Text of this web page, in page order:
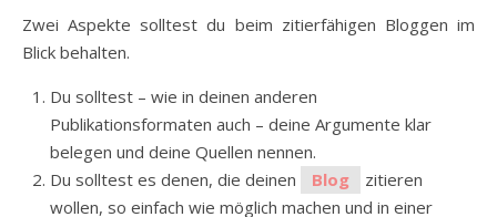
Zwei Aspekte solltest du beim zitierfähigen Bloggen im
Blick behalten.
Du solltest – wie in deinen anderen
Publikationsformaten auch – deine Argumente klar
belegen und deine Quellen nennen.
Du solltest es denen, die deinen
Blog
zitieren
wollen, so einfach wie möglich machen und in einer